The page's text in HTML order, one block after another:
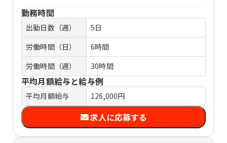
勤務時間
出勤日数（週）
5日
労働時間（日）
6時間
労働時間（週）
30時間
平均月額給与と給与例
平均月額給与 126,000円
求人に応募する